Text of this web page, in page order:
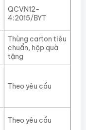
QCVN12-
4:2015/BYT
Thùng carton tiêu
chuẩn, hộp quà
tặng
Theo yêu cầu
Theo yêu cầu